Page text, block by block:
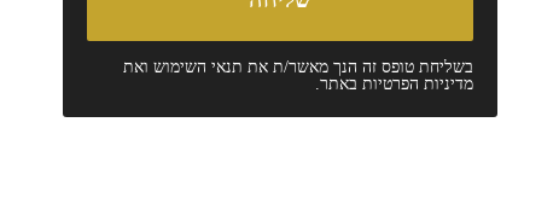
בשליחת טופס זה הנך מאשר/ת את תנאי השימושואת
מדיניות הפרטיותבאתר.